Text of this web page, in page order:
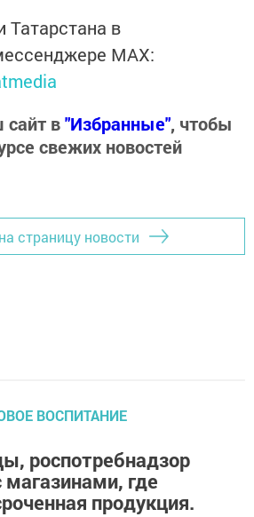
Татарстана в
MАХ:
сайт в"Избранные", чтобы
свежих новостей
страницу новости
ВОСПИТАНИЕ
роспотребнадзор
магазинами, где
продукция.